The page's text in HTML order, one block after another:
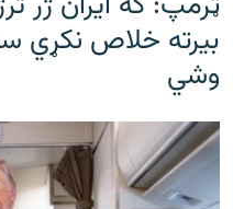
بیرته خلاص نکړي
وشي